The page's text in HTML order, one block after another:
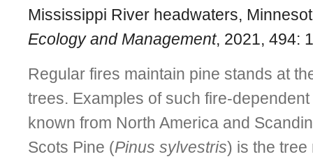
Mississippi River headwaters,
Ecology and Management, 2021, 494:
Regular fires maintain pine stands at
trees. Examples of such fire-
known from North America and
Scots Pine (Pinus sylvestris) is the tree